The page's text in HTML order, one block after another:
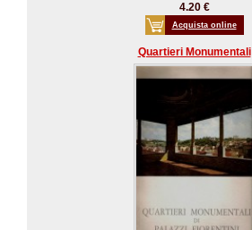
4.20 €
Acquista online
Quartieri Monumentali